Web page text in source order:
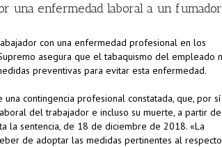
una enfermedad laboral a un fumador
con una enfermedad profesional en los
asegura que el tabaquismo del empleado
preventivas para evitar esta enfermedad.
contingencia profesional constatada, que, por sí
del trabajador e incluso su muerte, a partir de
la sentencia, de 18 de diciembre de 2018. «La
de adoptar las medidas pertinentes al